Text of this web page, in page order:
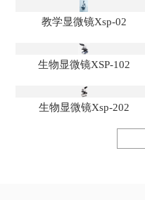
教学显微镜Xsp-02
生物显微镜XSP-102
生物显微镜Xsp-202